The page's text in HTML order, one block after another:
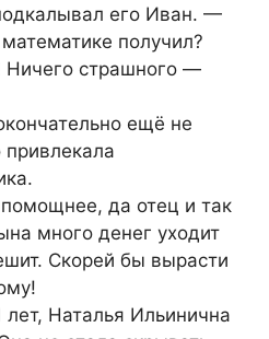
его Иван. —
получил?
страшного —
ещё не
привлекала
да отец и так
много денег уходит
Скорей бы вырасти
Наталья Ильинична